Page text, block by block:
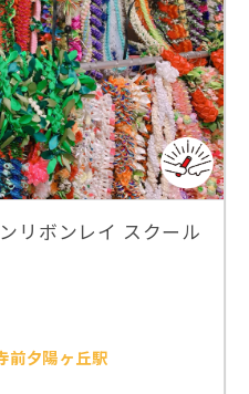
リボンレイ スクール
前夕陽ヶ丘駅